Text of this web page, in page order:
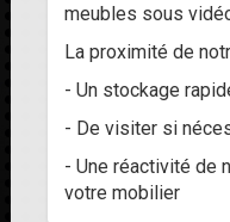
meubles sous
La proximité de
- Un stockage
- De visiter si
- Une réactivité de
votre mobilier